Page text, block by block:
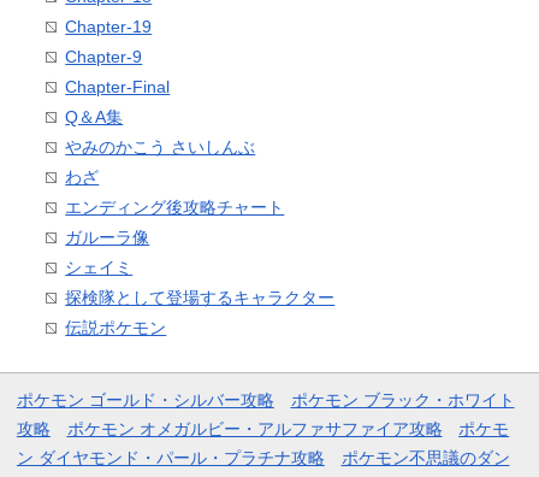
Chapter-19
Chapter-9
Chapter-Final
Q＆A集
やみのかこう さいしんぶ
わざ
エンディング後攻略チャート
ガルーラ像
シェイミ
探検隊として登場するキャラクター
伝説ポケモン
ポケモン ゴールド・シルバー攻略
ポケモン ブラック・ホワイト
攻略
ポケモン オメガルビー・アルファサファイア攻略
ポケモ
ン ダイヤモンド・パール・プラチナ攻略
ポケモン不思議のダン